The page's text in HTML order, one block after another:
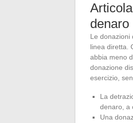
denaro
Le donazioni
linea diretta.
abbia meno
donazione
esercizio,
La
denaro, a
Una